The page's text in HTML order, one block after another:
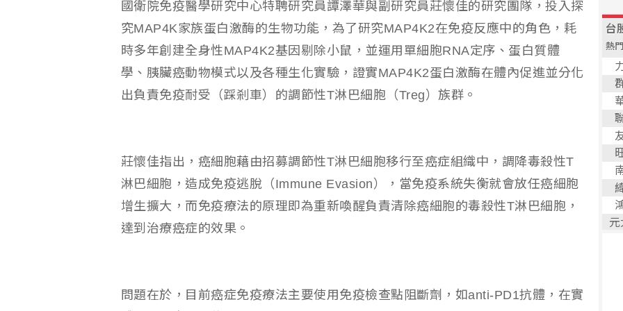
國衛院免疫醫學研究中心特聘研究員譚澤華與副研究員莊懷佳的研究團隊，投入探
究MAP4K家族蛋白激酶的生物功能，為了研究MAP4K2在免疫反應中的角色，耗
時多年創建全身性MAP4K2基因剔除小鼠，並運用單細胞RNA定序、蛋白質體
學、胰臟癌動物模式以及各種生化實驗，證實MAP4K2蛋白激酶在體內促進並分化
出負責免疫耐受（踩剎車）的調節性T淋巴細胞（Treg）族群。
莊懷佳指出，癌細胞藉由招募調節性T淋巴細胞移行至癌症組織中，調降毒殺性T
淋巴細胞，造成免疫逃脫（Immune Evasion），當免疫系統失衡就會放任癌細胞
增生擴大，而免疫療法的原理即為重新喚醒負責清除癌細胞的毒殺性T淋巴細胞，
達到治療癌症的效果。
問題在於，目前癌症免疫療法主要使用免疫檢查點阻斷劑，如anti-PD1抗體，在實